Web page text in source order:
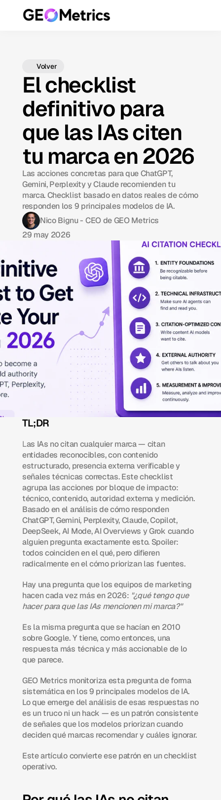
Volver
El checklist
definitivo para
que las IAs citen
tu marca en 2026
Las acciones concretas para que ChatGPT,
Gemini, Perplexity y Claude recomienden tu
marca. Checklist basado en datos reales de cómo
responden los 9 principales modelos de IA.
Nico Bignu - CEO de GEO Metrics
29 may 2026
TL;DR
Las IAs no citan cualquier marca — citan
entidades reconocibles, con contenido
estructurado, presencia externa verificable y
señales técnicas correctas. Este checklist
agrupa las acciones por bloque de impacto:
técnico, contenido, autoridad externa y medición.
Basado en el análisis de cómo responden
ChatGPT, Gemini, Perplexity, Claude, Copilot,
DeepSeek, AI Mode, AI Overviews y Grok cuando
alguien pregunta exactamente esto. Spoiler:
todos coinciden en el qué, pero difieren
radicalmente en el cómo priorizan las fuentes.
Hay una pregunta que los equipos de marketing
hacen cada vez más en 2026: "¿qué tengo que
hacer para que las IAs mencionen mi marca?"
Es la misma pregunta que se hacían en 2010
sobre Google. Y tiene, como entonces, una
respuesta más técnica y más accionable de lo
que parece.
GEO Metrics monitoriza esta pregunta de forma
sistemática en los 9 principales modelos de IA.
Lo que emerge del análisis de esas respuestas no
es un truco ni un hack — es un patrón consistente
de señales que los modelos priorizan cuando
deciden qué marcas recomendar y cuáles ignorar.
Este artículo convierte ese patrón en un checklist
operativo.